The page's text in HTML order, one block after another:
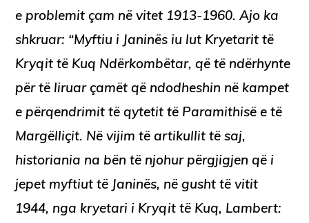
e problemit çam në vitet 1913-1960. Ajo ka
shkruar: “Myftiu i Janinës iu lut Kryetarit të
Kryqit të Kuq Ndërkombëtar, që të ndërhynte
për të liruar çamët që ndodheshin në kampet
e përqendrimit të qytetit të Paramithisë e të
Margëlliçit. Në vijim të artikullit të saj,
historiania na bën të njohur përgjigjen që i
jepet myftiut të Janinës, në gusht të vitit
1944, nga kryetari i Kryqit të Kuq, Lambert: